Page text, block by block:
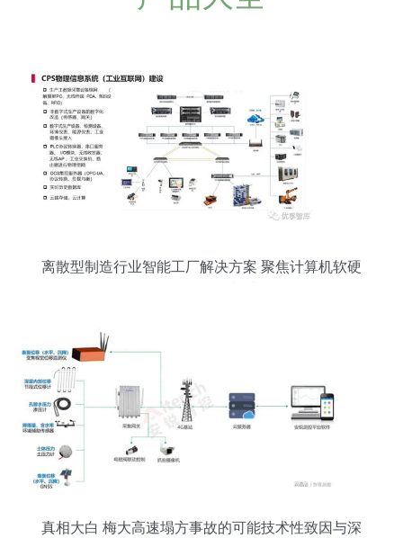
离散型制造行业智能工厂解决方案 聚焦计算机软硬
真相大白 梅大高速塌方事故的可能技术性致因与深